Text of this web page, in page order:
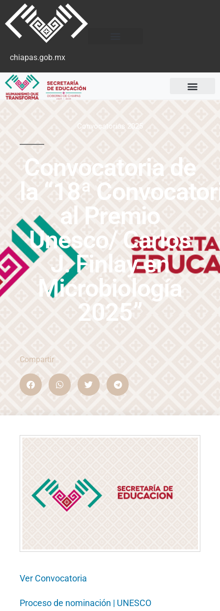
chiapas.gob.mx
Convocatorias 2025
Convocatoria de
la “18ª
al Premio
Unesco/ Carlos
J. Finlay en
Microbiología
2025”
Compartir
Ver Convocatoria
Proceso de nominación | UNESCO